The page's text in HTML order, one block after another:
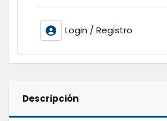
Login / Registro
Descripción